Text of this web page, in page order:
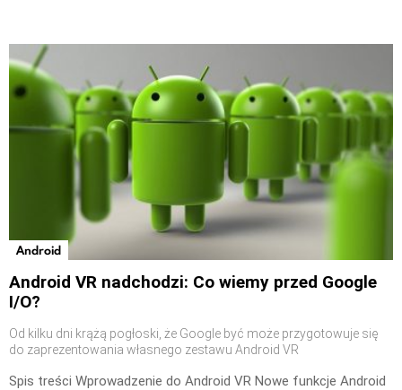
Android
Android VR nadchodzi: Co wiemy przed Google
I/O?
Od kilku dni krążą pogłoski, że Google być może przygotowuje się
do zaprezentowania własnego zestawu Android VR
Spis treści Wprowadzenie do Android VR Nowe funkcje Android